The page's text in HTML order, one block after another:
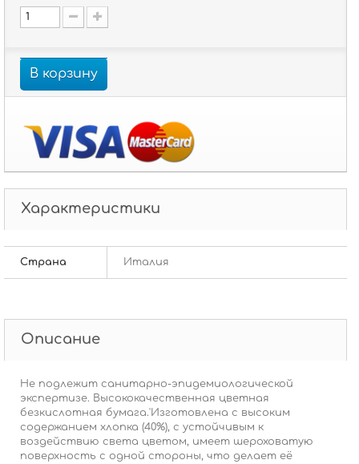
В корзину
Характеристики
Страна Италия
Описание
Не подлежит санитарно-эпидемиологической
экспертизе. Высококачественная цветная
безкислотная бумага.'Изготовлена с высоким
содержанием хлопка (40%), с устойчивым к
воздействию света цветом, имеет шероховатую
поверхность с одной стороны, что делает её